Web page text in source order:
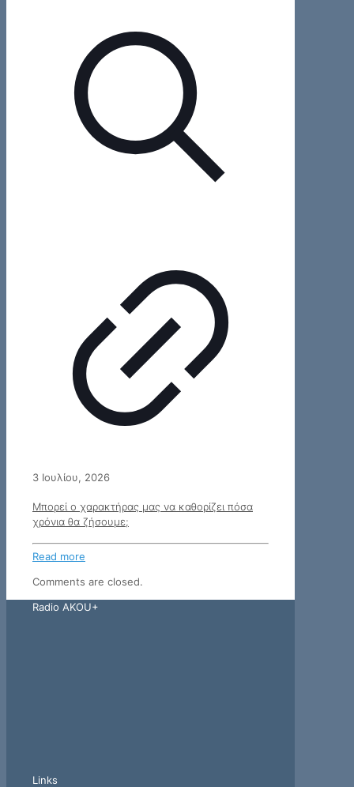
3 Ιουλίου, 2026
Μπορεί ο χαρακτήρας μας να καθορίζει πόσα
χρόνια θα ζήσουμε;
Read more
Comments are closed.
Radio AKOU+
Links